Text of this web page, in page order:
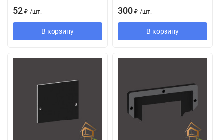
52 ₽ /шт.
В корзину
300 ₽ /шт.
В корзину